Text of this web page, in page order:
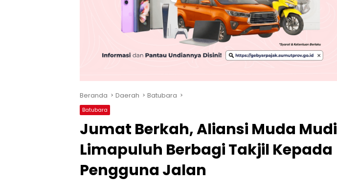
Beranda Daerah Batubara
Batubara
Jumat Berkah, Aliansi Muda Mudi
Limapuluh Berbagi Takjil Kepada
Pengguna Jalan